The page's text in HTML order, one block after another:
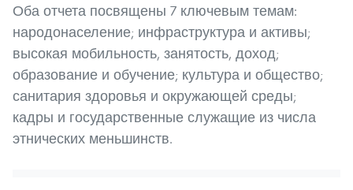
Оба отчета посвящены 7 ключевым темам:
народонаселение; инфраструктура и активы;
высокая мобильность, занятость, доход;
образование и обучение; культура и общество;
санитария здоровья и окружающей среды;
кадры и государственные служащие из числа
этнических меньшинств.